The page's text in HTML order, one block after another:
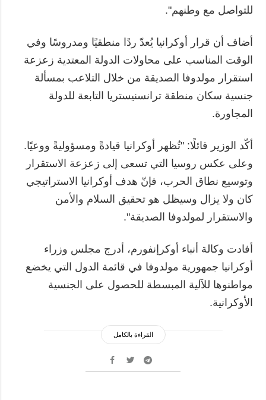
للتواصل مع وطنهم".
أضاف أن قرار أوكرانيا يُعدّ ردًا منطقيًا ومدروسًا وفي
الوقت المناسب على محاولات الدولة المعتدية زعزعة
استقرار مولدوفا الصديقة من خلال التلاعب بمسألة
جنسية سكان منطقة ترانسنيستريا التابعة للدولة
المجاورة.
أكّد الوزير قائلًا: "تُظهر أوكرانيا قيادةً ومسؤوليةً ووعيًا.
وعلى عكس روسيا التي تسعى إلى زعزعة الاستقرار
وتوسيع نطاق الحرب، فإنّ هدف أوكرانيا الاستراتيجي
كان ولا يزال وسيظل هو تحقيق السلام والأمن
والاستقرار لمولدوفا الصديقة".
أفادت وكالة أنباء أوكرإنفورم، أدرج مجلس وزراء
أوكرانيا جمهورية مولدوفا في قائمة الدول التي يخضع
مواطنوها للآلية المبسطة للحصول على الجنسية
الأوكرانية.
القراءة بالكامل